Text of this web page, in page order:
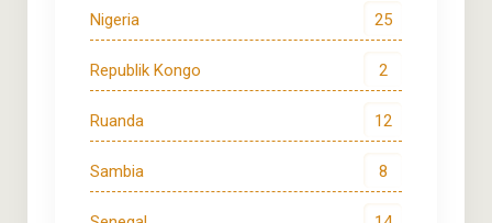
Nigeria 25
Republik Kongo 2
Ruanda 12
Sambia 8